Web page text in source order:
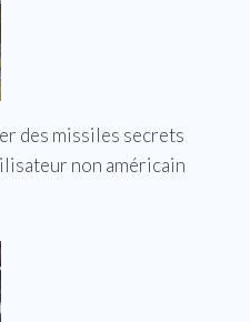
des missiles secrets
non américain